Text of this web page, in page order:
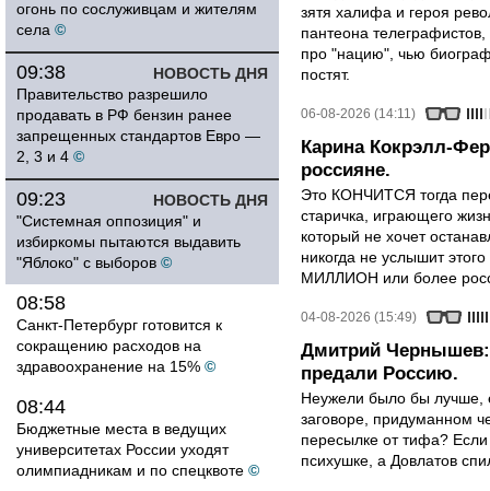
огонь по сослуживцам и жителям
села ©
НОВОСТЬ ДНЯ
09:38
Правительство разрешило
продавать в РФ бензин ранее
запрещенных стандартов Евро —
2, 3 и 4 ©
НОВОСТЬ ДНЯ
09:23
"Системная оппозиция" и
избиркомы пытаются выдавить
"Яблоко" с выборов ©
08:58
Санкт-Петербург готовится к
сокращению расходов на
здравоохранение на 15% ©
08:44
Бюджетные места в ведущих
университетах России уходят
олимпиадникам и по спецквоте ©
зятя халифа и героя
пантеона
про "нацию", чью
постят.
06-08-2026 (14:11)
Карина Кокрэлл-
россияне.
Это КОНЧИТСЯ тогда
старичка, играющего
который не хочет
никогда не услышит
МИЛЛИОН или более
04-08-2026 (15:49)
Дмитрий Чернышев:
предали Россию.
Неужели было бы лучше,
заговоре, придуманном
пересылке от тифа?
психушке, а Довлатов